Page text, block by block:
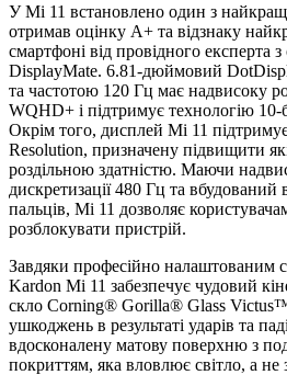
У Mi 11 встановлено один з
отримав оцінку A+ та відзнаку
смартфоні від провідного експерта з
DisplayMate. 6.81-дюймовий
та частотою 120 Гц має надвисоку
WQHD+ і підтримує технологію 10-
Окрім того, дисплей Mi 11
Resolution, призначену підвищити
роздільною здатністю. Маючи
дискретизації 480 Гц та вбудований
пальців, Mi 11 дозволяє
розблокувати пристрій.
Завдяки професійно налаштованим
Kardon Mi 11 забезпечує чудовий
скло Corning® Gorilla® Glass
ушкоджень в результаті ударів та
вдосконалену матову поверхню з
покриттям, яка вловлює світло, а не